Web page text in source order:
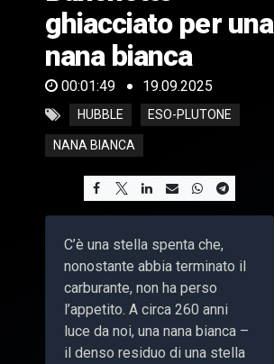
ghiacciato per una
nana bianca
00:01:49 19.09.2025
HUBBLE ESO-PLUTONE
NANA BIANCA
C’è una stella spenta che,
nonostante abbia terminato il
carburante, non ha perso
l’appetito. A circa 260 anni
luce da noi, una nana bianca –
il denso residuo di una stella